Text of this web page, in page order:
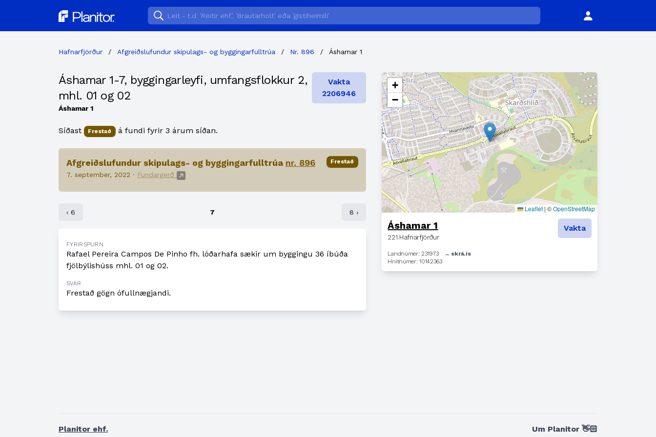
Planitor
Hafnarfjörður / Afgreiðslufundur skipulags- og byggingarfulltrúa / Nr. 896 / Áshamar 1
Áshamar 1-7, byggingarleyfi, umfangsflokkur 2,
mhl. 01 og 02
Áshamar 1
Vakta
2206946
Síðast Frestað á fundi fyrir 3 árum síðan.
Afgreiðslufundur skipulags- og byggingarfulltrúa nr. 896
7. september, 2022 · Fundargerð
Frestað
‹ 6 7 8 ›
FYRIRSPURN
Rafael Pereira Campos De Pinho fh. lóðarhafa sækir um byggingu 36 íbúða
fjölbýlishúss mhl. 01 og 02.
SVAR
Frestað gögn ófullnægjandi.
+
−
Leaflet | ©OpenStreetMap
Áshamar 1
221 Hafnarfjörður
Vakta
Landnúmer: 231973
→ skrá.is
Hnitnúmer: 10142363
Planitor ehf.
Um Planitor 👋🏻